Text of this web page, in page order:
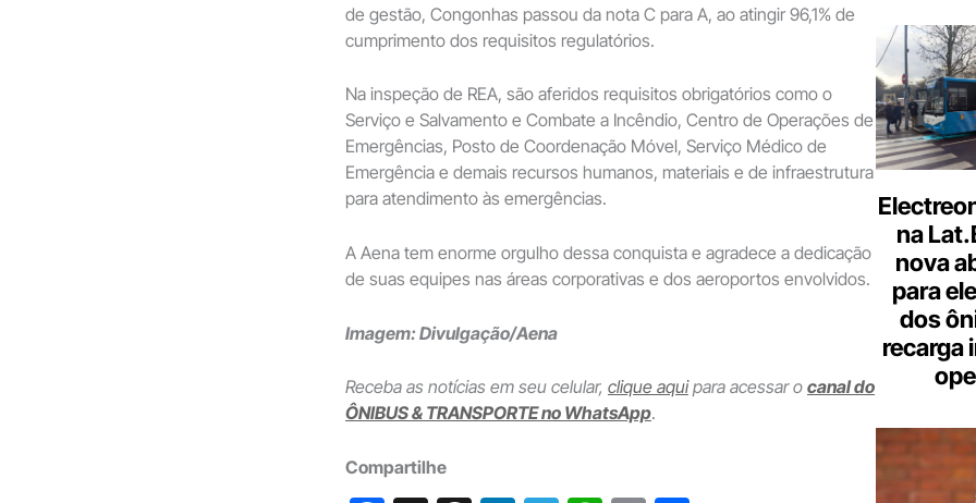
de gestão, Congonhas passou da nota C para A, ao atingir 96,1% de
cumprimento dos requisitos regulatórios.
Na inspeção de REA, são aferidos requisitos obrigatórios como o
Serviço e Salvamento e Combate a Incêndio, Centro de Operações de
Emergências, Posto de Coordenação Móvel, Serviço Médico de
Emergência e demais recursos humanos, materiais e de infraestrutura
para atendimento às emergências.
A Aena tem enorme orgulho dessa conquista e agradece a dedicação
de suas equipes nas áreas corporativas e dos aeroportos envolvidos.
Imagem: Divulgação/Aena
Receba as notícias em seu celular, clique aquipara acessar o canal do
ÔNIBUS & TRANSPORTE no WhatsApp.
Compartilhe
na
nova
para
dos
recarga